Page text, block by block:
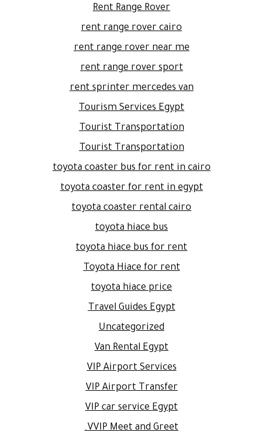
Rent Range Rover
rent range rover cairo
rent range rover near me
rent range rover sport
rent sprinter mercedes van
Tourism Services Egypt
Tourist Transportation
Tourist Transportation
toyota coaster bus for rent in cairo
toyota coaster for rent in egypt
toyota coaster rental cairo
toyota hiace bus
toyota hiace bus for rent
Toyota Hiace for rent
toyota hiace price
Travel Guides Egypt
Uncategorized
Van Rental Egypt
VIP Airport Services
VIP Airport Transfer
VIP car service Egypt
VVIP Meet and Greet.